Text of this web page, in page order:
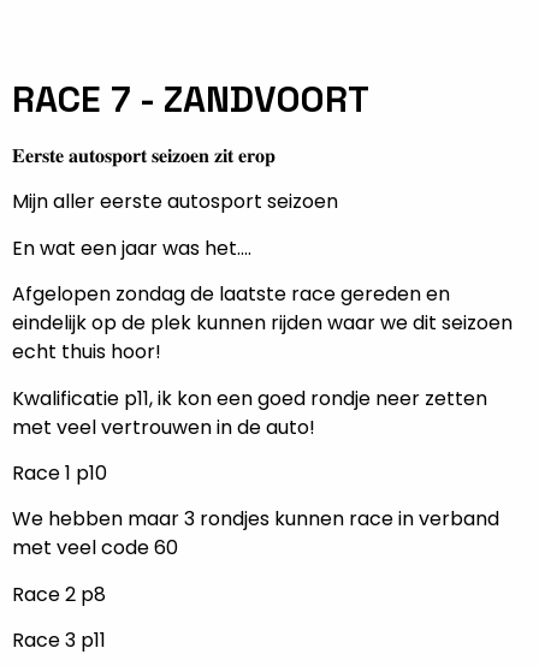
RACE 7 - ZANDVOORT
𝐄𝐞𝐫𝐬𝐭𝐞 𝐚𝐮𝐭𝐨𝐬𝐩𝐨𝐫𝐭 𝐬𝐞𝐢𝐳𝐨𝐞𝐧 𝐳𝐢𝐭 𝐞𝐫𝐨𝐩
Mijn aller eerste autosport seizoen
En wat een jaar was het….
Afgelopen zondag de laatste race gereden en
eindelijk op de plek kunnen rijden waar we dit seizoen
echt thuis hoor!
Kwalificatie p11, ik kon een goed rondje neer zetten
met veel vertrouwen in de auto!
Race 1 p10
We hebben maar 3 rondjes kunnen race in verband
met veel code 60
Race 2 p8
Race 3 p11